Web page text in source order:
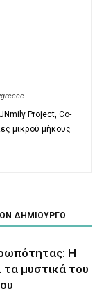
Project, Co-
μικρού μήκους
ΔΗΜΙΟΥΡΓΟ
Η
τα μυστικά του